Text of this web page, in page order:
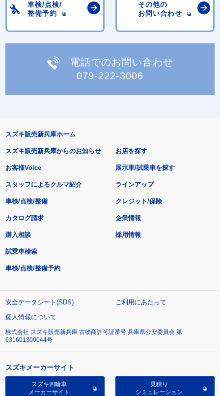
車検/点検/
整備予約
その他の
お問い合わせ
電話でのお問い合わせ
079-222-3006
スズキ販売新兵庫ホーム
スズキ販売新兵庫からのお知らせ
お客様Voice
スタッフによるクルマ紹介
お店を探す
展示車/試乗車を探す
ラインアップ
車検/点検/整備 クレジット/保険
カタログ請求
購入相談
試乗車検索
車検/点検/整備予約
企業情報
採用情報
安全データシート(SDS)
ご利用にあたって
個人情報について
株式会社 スズキ販売新兵庫 古物商許可証番号 兵庫県公安委員会 第
631601300044号
スズキメーカーサイト
スズキ四輪車
メーカーサイト
見積り
シミュレーション